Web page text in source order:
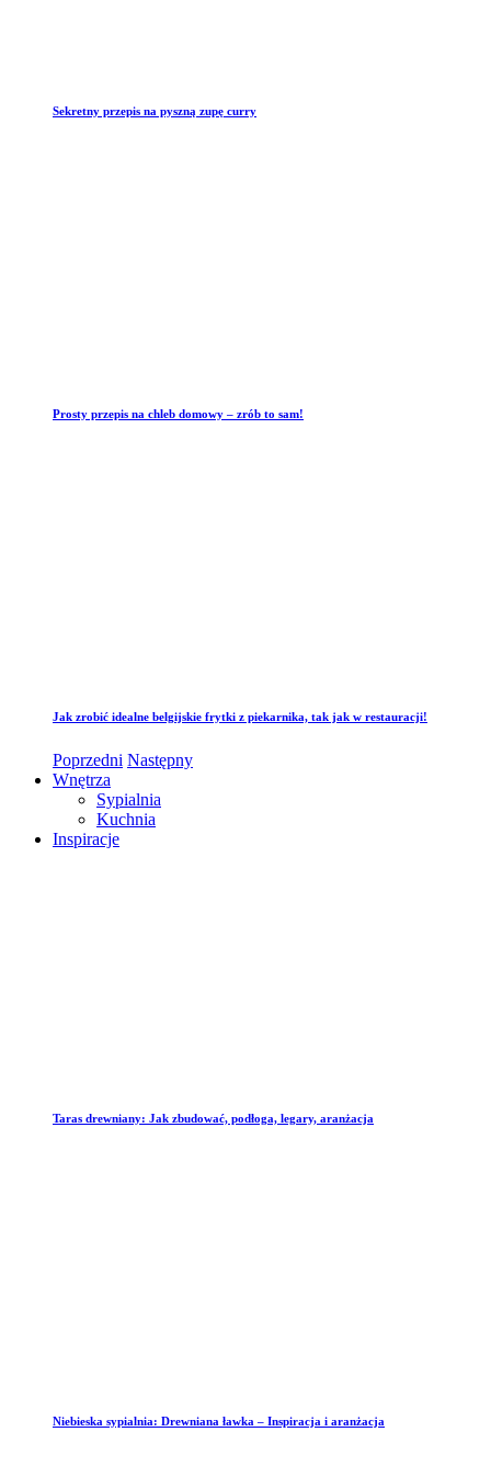
Sekretny przepis na pyszną zupę curry
Prosty przepis na chleb domowy – zrób to sam!
Jak zrobić idealne belgijskie frytki z piekarnika, tak jak w restauracji!
Poprzedni Następny
Wnętrza
Sypialnia
Kuchnia
Inspiracje
Taras drewniany: Jak zbudować, podłoga, legary, aranżacja
Niebieska sypialnia: Drewniana ławka – Inspiracja i aranżacja